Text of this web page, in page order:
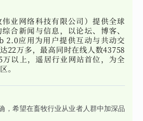
业网络科技有限公司）提供全球
合新闻与信息，以论坛、博客、
2.0应用为用户提供互动与共动交
22万多，最高同时在线人数43758
以上，遥居行业网站首位，为全
。
，希望在畜牧行业从业者人群中加深品